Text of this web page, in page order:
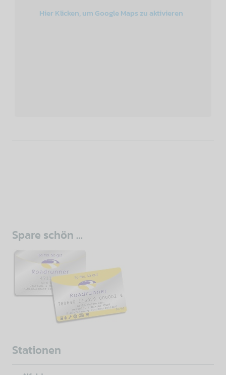
Hier Klicken, um Google Maps zu aktivieren
Spare schön …
Stationen